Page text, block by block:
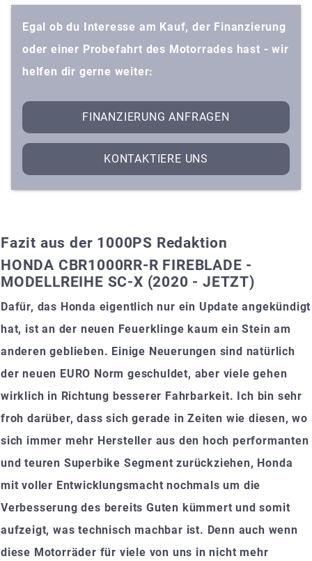
Egal ob du Interesse am Kauf, der Finanzierung
oder einer Probefahrt des Motorrades hast - wir
helfen dir gerne weiter:
FINANZIERUNG ANFRAGEN
KONTAKTIERE UNS
Fazit aus der 1000PS Redaktion
HONDA CBR1000RR-R FIREBLADE -
MODELLREIHE SC-X (2020 - JETZT)
Dafür, das Honda eigentlich nur ein Update angekündigt
hat, ist an der neuen Feuerklinge kaum ein Stein am
anderen geblieben. Einige Neuerungen sind natürlich
der neuen EURO Norm geschuldet, aber viele gehen
wirklich in Richtung besserer Fahrbarkeit. Ich bin sehr
froh darüber, dass sich gerade in Zeiten wie diesen, wo
sich immer mehr Hersteller aus den hoch performanten
und teuren Superbike Segment zurückziehen, Honda
mit voller Entwicklungsmacht nochmals um die
Verbesserung des bereits Guten kümmert und somit
aufzeigt, was technisch machbar ist. Denn auch wenn
diese Motorräder für viele von uns in nicht mehr